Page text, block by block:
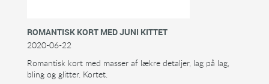
ROMANTISK KORT MED JUNI KITTET
2020-06-22
Romantisk kort med masser af lækre detaljer, lag på lag,
bling og glitter. Kortet.